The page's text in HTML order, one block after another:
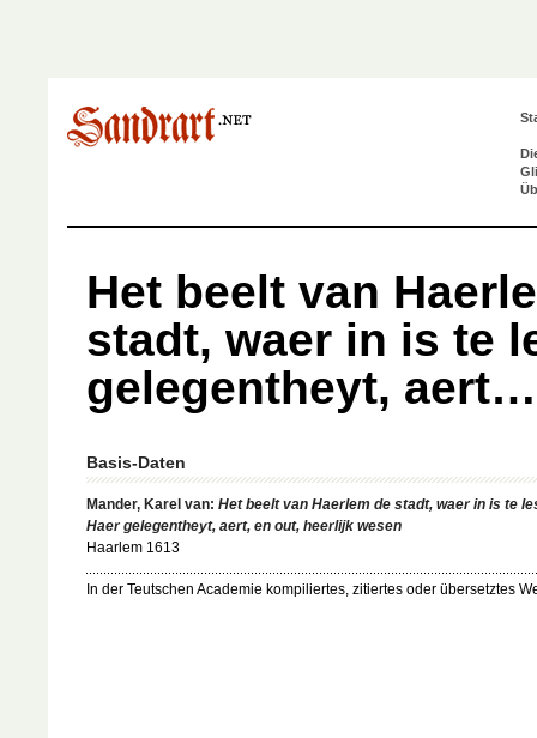
Het beelt van
stadt, waer in is te
gelegentheyt, aert…
Basis-Daten
Mander, Karel van: Het beelt van Haerlem de stadt, waer in is te
Haer gelegentheyt, aert, en out, heerlijk wesen
Haarlem 1613
In der Teutschen Academie kompiliertes, zitiertes oder übersetztes